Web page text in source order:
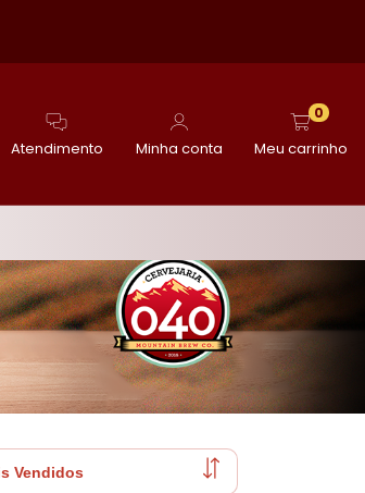
Atendimento Minha conta Meu carrinho
0